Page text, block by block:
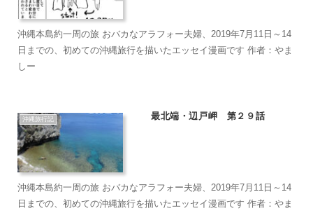
沖縄本島約一周の旅 おバカなアラフォー夫婦、2019年7月11日～14
日までの、初めての沖縄旅行を描いたエッセイ漫画です 作者：やま
しー
沖縄旅行記 最北端・辺戸岬 第２９話
沖縄本島約一周の旅 おバカなアラフォー夫婦、2019年7月11日～14
日までの、初めての沖縄旅行を描いたエッセイ漫画です 作者：やま